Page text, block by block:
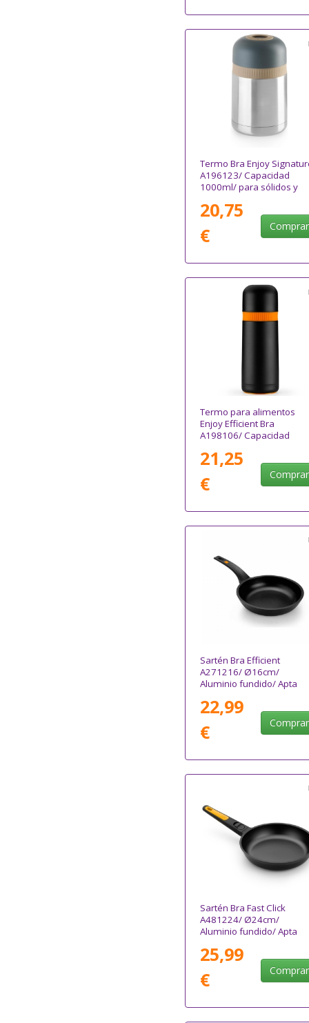
Termo Bra Enjoy
A196123/ Capacidad
1000ml/ para sólidos y
20,75
€
Comprar
Termo para alimentos
Enjoy Efficient Bra
A198106/ Capacidad
21,25
€
Comprar
Sartén Bra Efficient
A271216/ Ø16cm/
Aluminio fundido/ Apta
22,99
€
Comprar
Sartén Bra Fast Click
A481224/ Ø24cm/
Aluminio fundido/ Apta
25,99
€
Comprar